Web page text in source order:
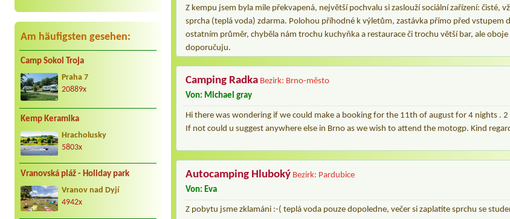
Am häufigsten gesehen:
Camp Sokol Troja
Praha 7
20889x
Kemp Keramika
Hracholusky
5803x
Vranovská pláž - Holiday park
Vranov nad Dyjí
4942x
Z kempu jsem byla mile překvapená, největší pochvalu si zaslouží sociální zařízení: čisté,
sprcha (teplá voda) zdarma. Polohou příhodné k výletům, zastávka přímo před vstupem
ostatním průměr, chyběla nám trochu kuchyňka a restaurace či trochu větší bar, ale oboje
doporučuju.
Camping Radka Bezirk: Brno-město
Von: Michael gray
Hi there was wondering if we could make a booking for the 11th of august for 4 nights .
If not could u suggest anywhere else in Brno as we wish to attend the motogp. Kind
Autocamping Hluboký Bezirk: Pardubice
Von: Eva
Z pobytu jsme zklamáni :-( teplá voda pouze dopoledne, večer si zaplatíte sprchu se